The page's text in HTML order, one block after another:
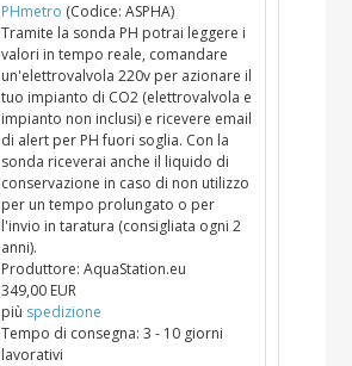
PHmetro (Codice: ASPHA)
Tramite la sonda PH potrai leggere i
valori in tempo reale, comandare
un'elettrovalvola 220v per azionare il
tuo impianto di CO2 (elettrovalvola e
impianto non inclusi) e ricevere email
di alert per PH fuori soglia. Con la
sonda riceverai anche il liquido di
conservazione in caso di non utilizzo
per un tempo prolungato o per
l'invio in taratura (consigliata ogni 2
anni).
Produttore: AquaStation.eu
349,00 EUR
più spedizione
Tempo di consegna: 3 - 10 giorni
lavorativi